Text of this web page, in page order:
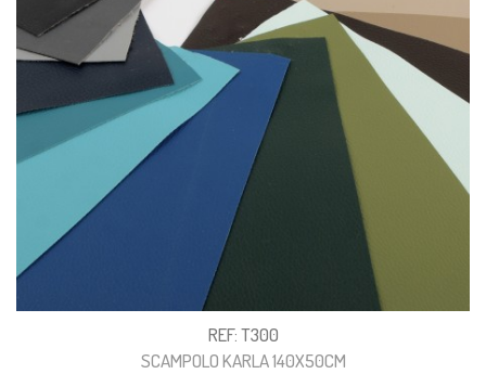
REF: T300
SCAMPOLO KARLA 140X50CM